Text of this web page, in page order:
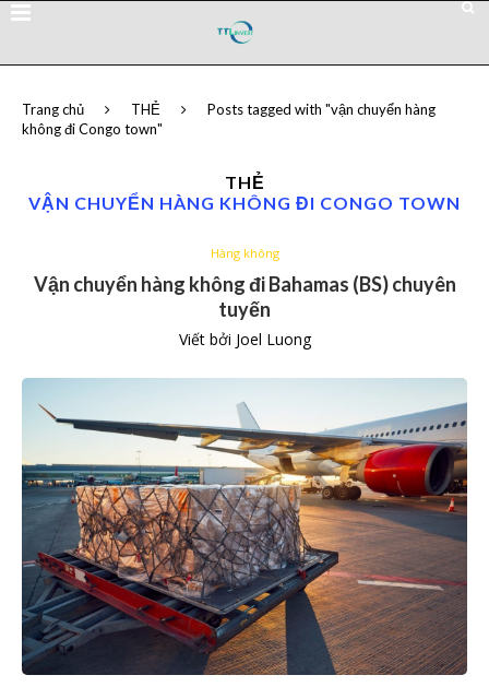
Trang chủ THẺ
Posts tagged with "vận chuyển hàng
không đi Congo town"
THẺ
VẬN CHUYỂN HÀNG KHÔNG ĐI CONGO TOWN
Hàng không
Vận chuyển hàng không đi Bahamas (BS) chuyên
tuyến
Viết bởi Joel Luong